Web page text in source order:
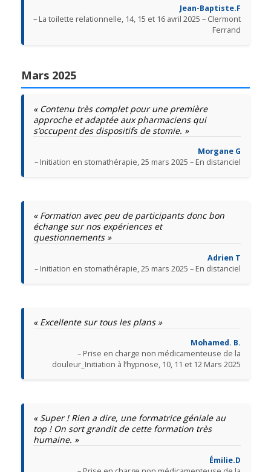
Jean-Baptiste.F
– La toilette relationnelle, 14, 15 et 16 avril 2025 – Clermont
Ferrand
Mars 2025
« Contenu très complet pour une première
approche et adaptée aux pharmaciens qui
s’occupent des dispositifs de stomie. »
Morgane G
– Initiation en stomathérapie, 25 mars 2025 – En distanciel
« Formation avec peu de participants donc bon
échange sur nos expériences et
questionnements »
Adrien T
– Initiation en stomathérapie, 25 mars 2025 – En distanciel
« Excellente sur tous les plans »
Mohamed. B.
– Prise en charge non médicamenteuse de la
douleur_Initiation à l’hypnose, 10, 11 et 12 Mars 2025
« Super ! Rien a dire, une formatrice géniale au
top ! On sort grandit de cette formation très
humaine. »
Émilie.D